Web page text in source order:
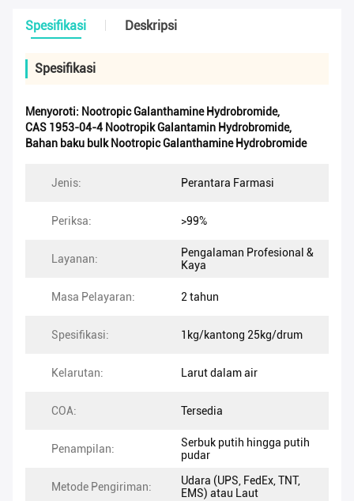
Spesifikasi Deskripsi
Spesifikasi
Menyoroti: Nootropic Galanthamine Hydrobromide,
CAS 1953-04-4 Nootropik Galantamin Hydrobromide,
Bahan baku bulk Nootropic Galanthamine Hydrobromide
Jenis: Perantara Farmasi
Periksa: >99%
Layanan:
Pengalaman Profesional &
Kaya
Masa Pelayaran: 2 tahun
Spesifikasi: 1kg/kantong 25kg/drum
Kelarutan: Larut dalam air
COA: Tersedia
Penampilan:
Serbuk putih hingga putih
pudar
Metode Pengiriman:
Udara (UPS, FedEx, TNT,
EMS) atau Laut